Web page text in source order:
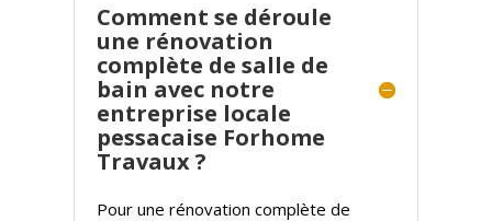
Comment se déroule
une rénovation
complète de salle de
bain avec notre
entreprise locale
pessacaise Forhome
Travaux ?
Pour une rénovation complète de